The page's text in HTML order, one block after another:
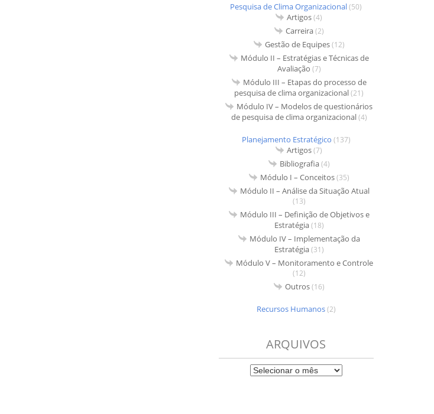
Pesquisa de Clima Organizacional(50)
Artigos(4)
Carreira(2)
Gestão de Equipes(12)
Módulo II – Estratégias e Técnicas de
Avaliação (7)
Módulo III – Etapas do processo de
pesquisa de clima organizacional(21)
Módulo IV – Modelos de questionários
de pesquisa de clima organizacional(4)
Planejamento Estratégico (137)
Artigos(7)
Bibliografia(4)
Módulo I – Conceitos(35)
Módulo II – Análise da Situação Atual
(13)
Módulo III – Definição de Objetivos e
Estratégia(18)
Módulo IV – Implementação da
Estratégia(31)
Módulo V – Monitoramento e Controle
(12)
Outros(16)
Recursos Humanos(2)
ARQUIVOS